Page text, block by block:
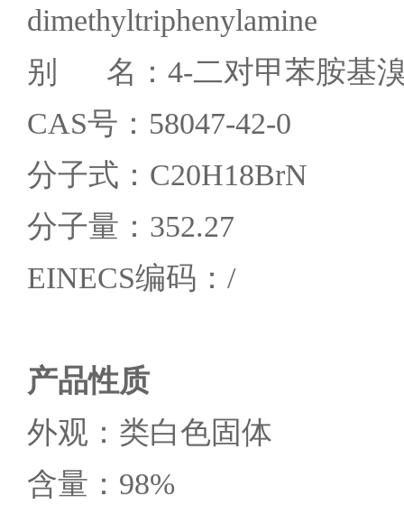
dimethyltriphenylamine
别 名：4-二对甲苯胺基
CAS号：58047-42-0
分子式：C20H18BrN
分子量：352.27
EINECS编码：/
产品性质
外观：类白色固体
含量：98%